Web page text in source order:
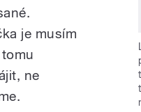
je musím
ne